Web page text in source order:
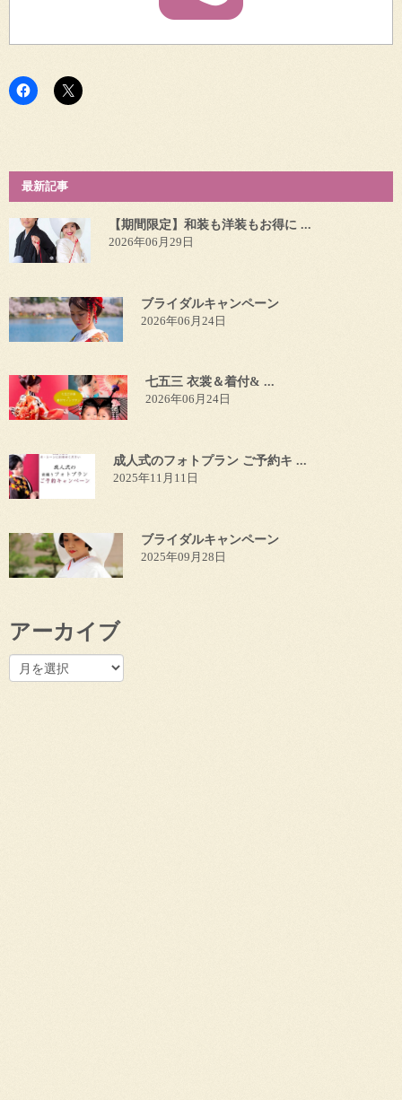
最新記事
【期間限定】和装も洋装もお得に ...
2026年06月29日
ブライダルキャンペーン
2026年06月24日
七五三 衣裳＆着付& ...
2026年06月24日
成人式のフォトプラン ご予約キ ...
2025年11月11日
ブライダルキャンペーン
2025年09月28日
アーカイブ